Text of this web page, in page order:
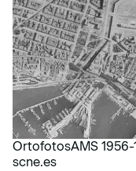
OrtofotosAMS 1956-
scne.es